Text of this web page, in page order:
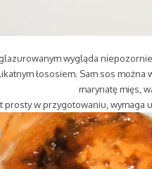
wygląda
łososiem. Sam sos można
marynatę mięs,
prosty w przygotowaniu, wymaga